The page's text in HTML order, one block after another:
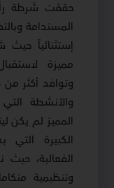
حققت شرطة رأس
المستدامة
إستثنائياً حيث
والأنشطة التي
المميز لم يكن
الكبيرة التي
الفعالية،
وتنظيمية